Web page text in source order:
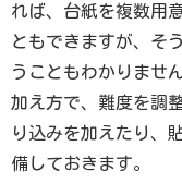
れば、台紙を複数用
ともできますが、そ
うこともわかりませ
加え方で、難度を調
り込みを加えたり、
備しておきます。